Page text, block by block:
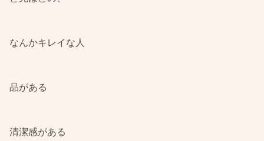
なんかキレイな人
品がある
清潔感がある